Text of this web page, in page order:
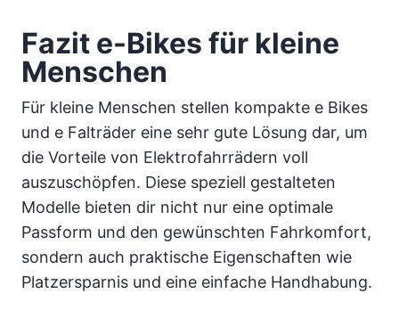
Fazit e-Bikes für kleine
Menschen
Für kleine Menschen stellen kompakte e Bikes
und e Falträder eine sehr gute Lösung dar, um
die Vorteile von Elektrofahrrädern voll
auszuschöpfen. Diese speziell gestalteten
Modelle bieten dir nicht nur eine optimale
Passform und den gewünschten Fahrkomfort,
sondern auch praktische Eigenschaften wie
Platzersparnis und eine einfache Handhabung.